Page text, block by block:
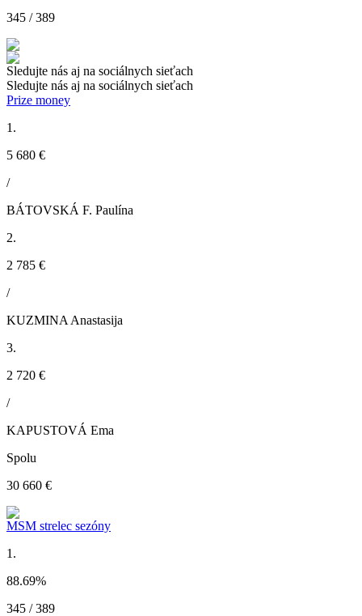
345 / 389
Sledujte nás aj na sociálnych sieťach
Sledujte nás aj na sociálnych sieťach
Prize money
1.
5 680 €
/
BÁTOVSKÁ F. Paulína
2.
2 785 €
/
KUZMINA Anastasija
3.
2 720 €
/
KAPUSTOVÁ Ema
Spolu
30 660 €
MSM strelec sezóny
1.
88.69%
345 / 389